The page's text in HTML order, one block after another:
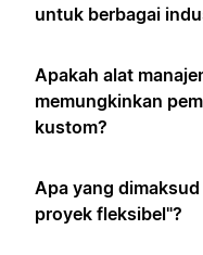
untuk berbagai
Apakah alat
memungkinkan
kustom?
Apa yang
proyek fleksibel"?